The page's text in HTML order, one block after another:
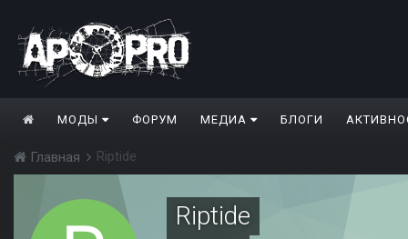
МОДЫ ФОРУМ МЕДИА БЛОГИ
Главная Riptide
Riptide